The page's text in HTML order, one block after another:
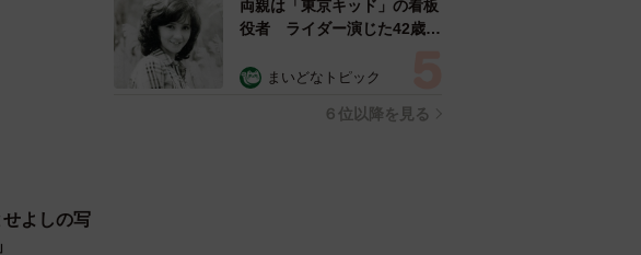
よしの写
両親は「東京キッド」の看板
役者 ライダー演じた42歳元
ングフォト」計画を明言
まいどなトピック
６位以降を見る